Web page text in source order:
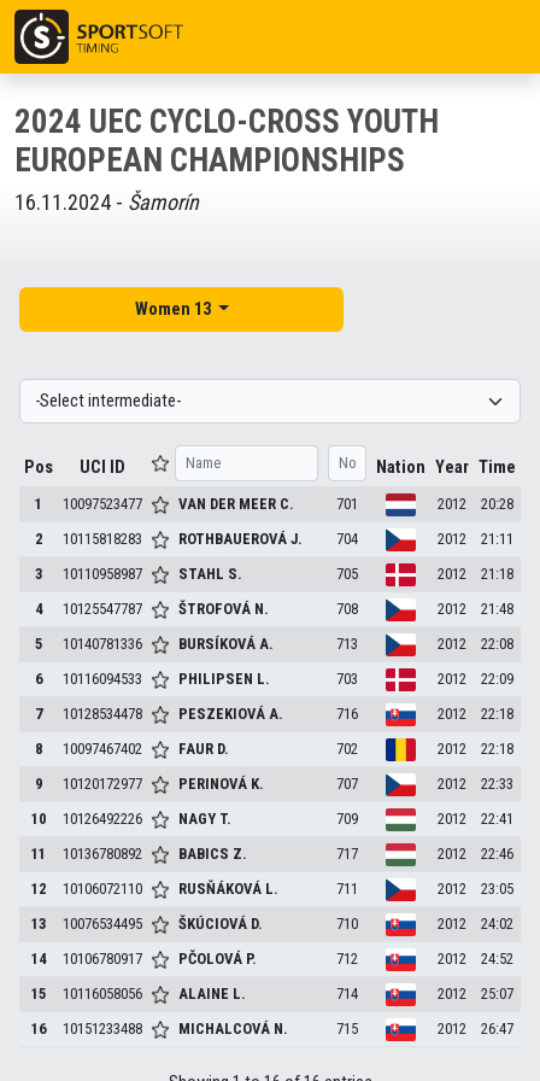
2024 UEC CYCLO-CROSS YOUTH
EUROPEAN CHAMPIONSHIPS
16.11.2024 - Šamorín
Women 13
Pos UCI ID Nation Year Time
1 10097523477 VAN DER MEER C. 701 2012
20:28
2
10115818283 ROTHBAUEROVÁJ. 704 2012
21:11
3
10110958987 STAHL S. 705 2012
21:18
4
10125547787 ŠTROFOVÁ N. 708 2012
21:48
5
10140781336 BURSÍKOVÁA. 713 2012
22:08
6
10116094533 PHILIPSEN L. 703 2012
22:09
7
10128534478 PESZEKIOVÁA. 716 2012
22:18
8
10097467402 FAUR D. 702 2012
22:18
9
10120172977 PERINOVÁ K. 707 2012
22:33
10
10126492226 NAGY T. 709 2012
22:41
11
10136780892 BABICS Z. 717 2012
22:46
12
10106072110 RUSŇÁKOVÁ L. 711 2012
23:05
13
10076534495 ŠKÚCIOVÁ D. 710 2012
24:02
14
10106780917 PČOLOVÁ P. 712 2012
24:52
15
10116058056 ALAINE L. 714 2012
25:07
16
10151233488 MICHALCOVÁ N. 715 2012 26:47